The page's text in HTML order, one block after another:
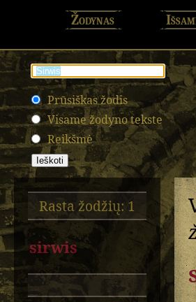
Žodynas
Prūsiškas žodis
Visame žodyno tekste
Reikšmė
Rasta žodžių: 1
sirwis